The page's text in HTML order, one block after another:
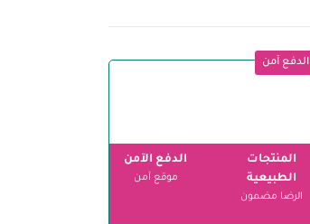
الدفع آمن
المنتجات
الطبيعية
الرضا مضمون
الدفع الآمن
موقع آمن